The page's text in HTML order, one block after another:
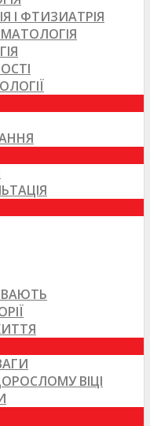
І ФТИЗИАТРІЯ
ВІЦІ